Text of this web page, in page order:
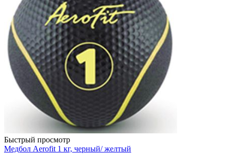
Быстрый просмотр
Медбол Aerofit 1 кг, черный/ желтый